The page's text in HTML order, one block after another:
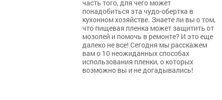
часть того, для чего может
понадобиться эта чудо-обертка в
кухонном хозяйстве. Знаете ли вы о том,
что пищевая пленка может защитить от
мозолей и помочь в ремонте? И это еще
далеко не все! Сегодня мы расскажем
вам о 10 неожиданных способах
использования пленки, о которых
возможно вы и не догадывались!